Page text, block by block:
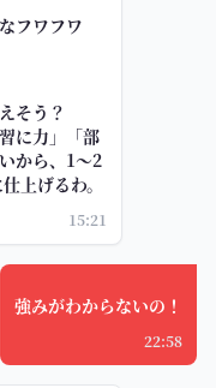
フワフワ
そう？
に力」「部
から、1〜2
上げるわ。
15:21
強みがわからないの！
22:58